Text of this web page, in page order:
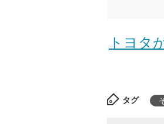
トヨタ
タグ